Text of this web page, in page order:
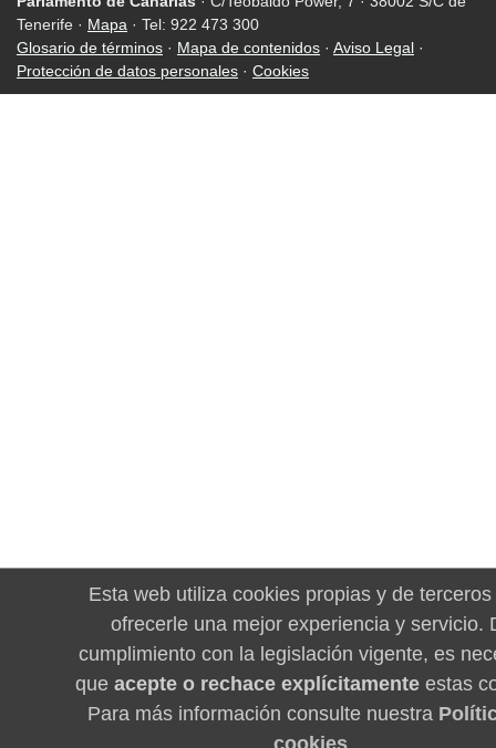
Tenerife · Mapa · Tel: 922 473 300
Glosario de términos · Mapa de contenidos · Aviso Legal ·
Protección de datos personales · Cookies
Esta web utiliza cookies propias y de
ofrecerle una mejor experiencia y servicio.
cumplimiento con la legislación vigente, es
que acepte o rechace explícitamenteestas
Para más información consulte nuestra
cookies.